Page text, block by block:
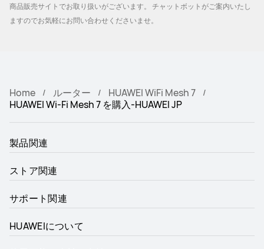
商品販売サイトでお取り扱いがございます。 チャットボットがご案内いたし
ますのでお気軽にお問い合わせくださいませ。
Home ルーター
HUAWEI WiFi Mesh 7
HUAWEI Wi-Fi Mesh 7 を購入-HUAWEI JP
製品関連
ストア関連
サポート関連
HUAWEIについて